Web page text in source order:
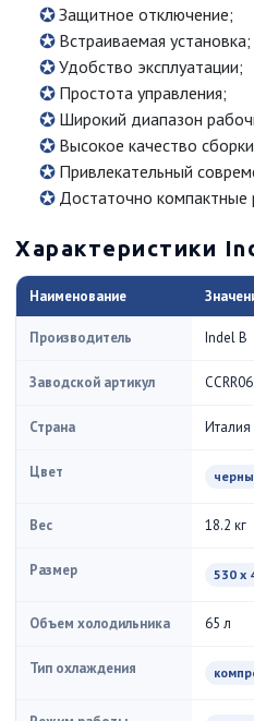
Защитное отключение;
Встраиваемая установка;
Удобство эксплуатации;
Простота управления;
Широкий диапазон
Высокое качество
Привлекательный
Достаточно компактные
Характеристики
Наименование
Производитель Indel B
Заводской артикул
Страна Италия
Цвет
Вес 18.2 кг
Размер 530 x
Объем холодильника 65 л
Тип охлаждения